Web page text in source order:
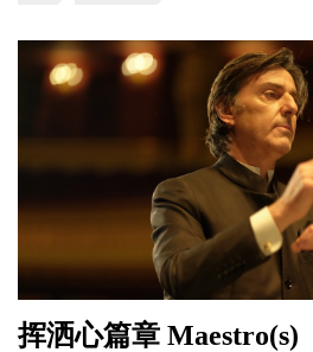
挥洒心篇章 Maestro(s)